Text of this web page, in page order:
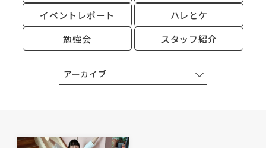
お客様の暮らし
会社情報
採用情報
NEWS
イベントレポート
ハレとケ
勉強会
スタッフ紹介
アーカイブ